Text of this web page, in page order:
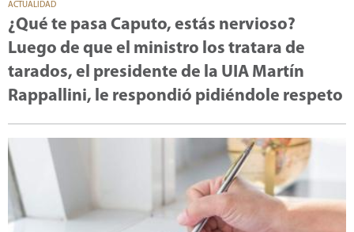
ACTUALIDAD
¿Qué te pasa Caputo, estás nervioso?
Luego de que el ministro los tratara de
tarados, el presidente de la UIA Martín
Rappallini, le respondió pidiéndole respeto